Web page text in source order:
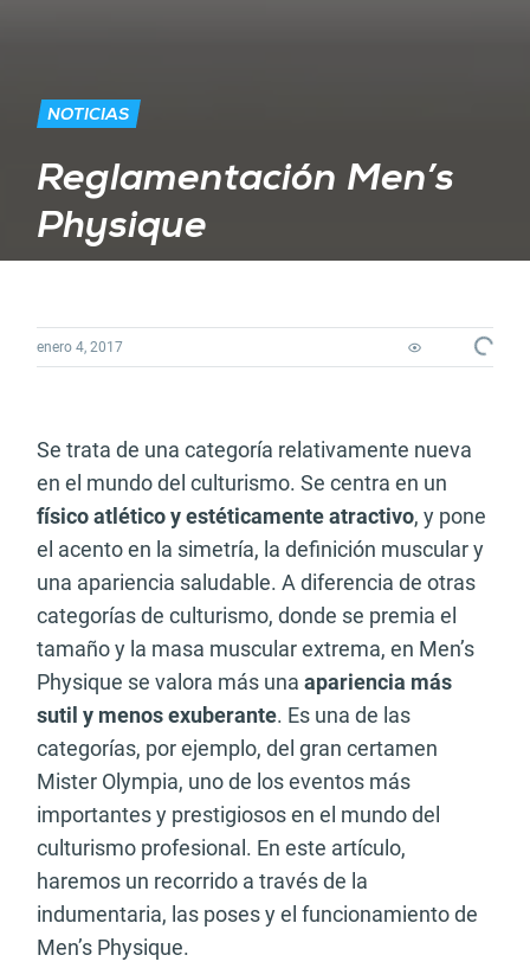
NOTICIAS
Reglamentación Men’s
Physique
enero 4, 2017
Loading...
Se trata de una categoría relativamente nueva
en el mundo del culturismo. Se centra en un
físico atlético y estéticamente atractivo, y pone
el acento en la simetría, la definición muscular y
una apariencia saludable. A diferencia de otras
categorías de culturismo, donde se premia el
tamaño y la masa muscular extrema, en Men’s
Physique se valora más una apariencia más
sutil y menos exuberante. Es una de las
categorías, por ejemplo, del gran certamen
Mister Olympia, uno de los eventos más
importantes y prestigiosos en el mundo del
culturismo profesional. En este artículo,
haremos un recorrido a través de la
indumentaria, las poses y el funcionamiento de
Men’s Physique.